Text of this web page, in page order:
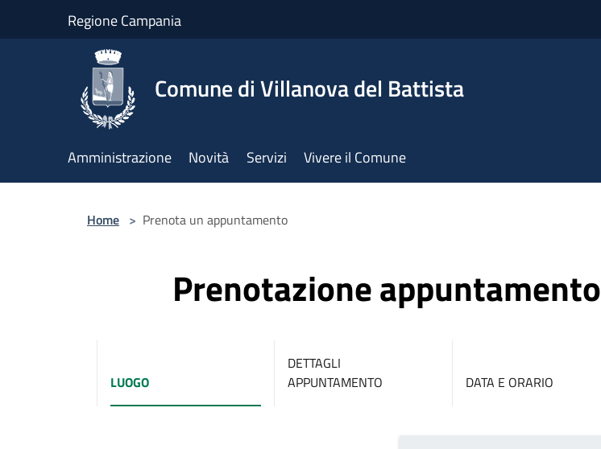
Regione Campania
Comune di Villanova del Battista
Amministrazione Novità Servizi Vivere il Comune
Home > Prenota un appuntamento
Prenotazione appuntamento
LUOGO
DETTAGLI
APPUNTAMENTO
DATA E ORARIO